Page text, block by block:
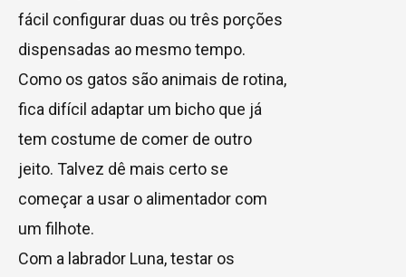
fácil configurar duas ou três porções
dispensadas ao mesmo tempo.
Como os gatos são animais de rotina,
fica difícil adaptar um bicho que já
tem costume de comer de outro
jeito. Talvez dê mais certo se
começar a usar o alimentador com
um filhote.
Com a labrador Luna, testar os